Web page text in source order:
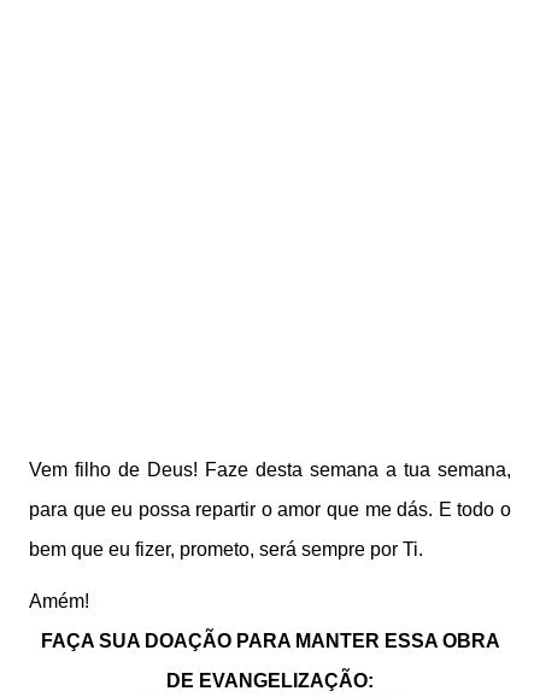
Vem filho de Deus! Faze desta semana a tua semana,
para que eu possa repartir o amor que me dás. E todo o
bem que eu fizer, prometo, será sempre por Ti.
Amém!
FAÇA SUA DOAÇÃO PARA MANTER ESSA OBRA
DE EVANGELIZAÇÃO: